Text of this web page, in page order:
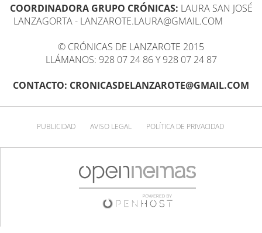
COORDINADORA GRUPO CRÓNICAS: LAURA SAN JOSÉ
LANZAGORTA - LANZAROTE.LAURA@GMAIL.COM
© CRÓNICAS DE LANZAROTE 2015
LLÁMANOS: 928 07 24 86 Y 928 07 24 87
CONTACTO: CRONICASDELANZAROTE@GMAIL.COM
PUBLICIDAD AVISO LEGAL POLÍTICA DE PRIVACIDAD